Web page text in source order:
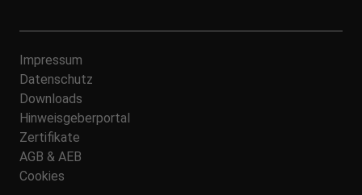
Impressum
Datenschutz
Downloads
Hinweisgeberportal
Zertifikate
AGB & AEB
Cookies